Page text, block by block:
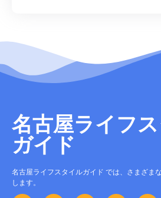
名古屋ライフ
ガイド
名古屋ライフスタイルガイド では、さまざま
します。